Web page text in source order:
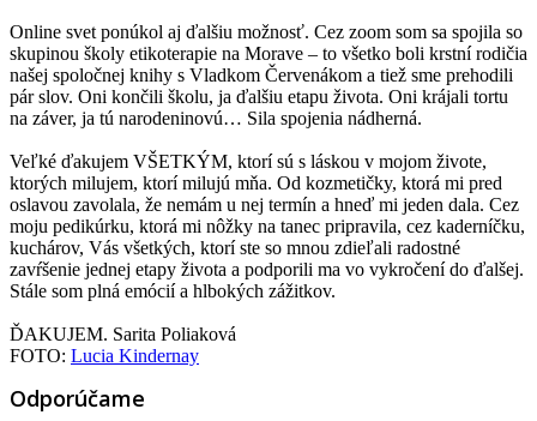
Online svet ponúkol aj ďalšiu možnosť. Cez zoom som sa spojila so
skupinou školy etikoterapie na Morave – to všetko boli krstní rodičia
našej spoločnej knihy s Vladkom Červenákom a tiež sme prehodili
pár slov. Oni končili školu, ja ďalšiu etapu života. Oni krájali tortu
na záver, ja tú narodeninovú… Sila spojenia nádherná.
Veľké ďakujem VŠETKÝM, ktorí sú s láskou v mojom živote,
ktorých milujem, ktorí milujú mňa. Od kozmetičky, ktorá mi pred
oslavou zavolala, že nemám u nej termín a hneď mi jeden dala. Cez
moju pedikúrku, ktorá mi nôžky na tanec pripravila, cez kaderníčku,
kuchárov, Vás všetkých, ktorí ste so mnou zdieľali radostné
zavŕšenie jednej etapy života a podporili ma vo vykročení do ďalšej.
Stále som plná emócií a hlbokých zážitkov.
ĎAKUJEM. Sarita Poliaková
FOTO: Lucia Kindernay
Odporúčame